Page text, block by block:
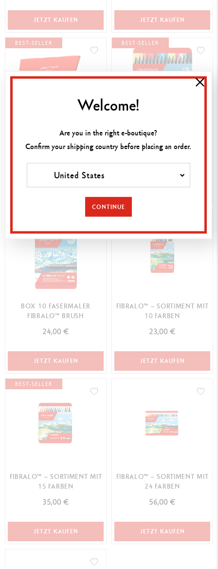
JETZT KAUFEN JETZT KAUFEN
BEST-SELLER
BOTANISCHES
MULTIPRODUKT-SET BY JULIE
KREATIVKURS
89,00 €
BEST-SELLER
BOX 15 FASERMALER
FIBRALO™ BRUSH
36,00 €
BOX 10 FASERMALER
FIBRALO™ BRUSH
24,00 €
JETZT KAUFEN
FIBRALO™ – SORTIMENT MIT
10 FARBEN
23,00 €
JETZT KAUFEN
BEST-SELLER
FIBRALO™ – SORTIMENT MIT
15 FARBEN
35,00 €
JETZT KAUFEN
FIBRALO™ – SORTIMENT MIT
24 FARBEN
56,00 €
JETZT KAUFEN
Welcome!
Are you in the right e-boutique?
Confirm your shipping country before placing an order.
United States
CONTINUE